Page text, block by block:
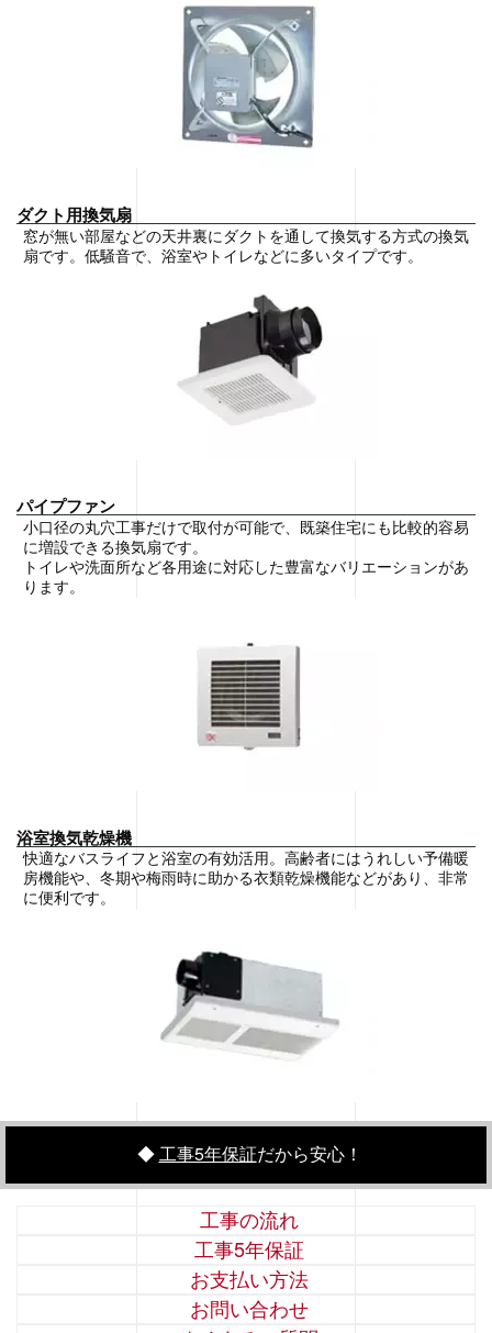
ダクト用換気扇
窓が無い部屋などの天井裏にダクトを通して換気する方式の換気
扇です。低騒音で、浴室やトイレなどに多いタイプです。
パイプファン
小口径の丸穴工事だけで取付が可能で、既築住宅にも比較的容易
に増設できる換気扇です。
トイレや洗面所など各用途に対応した豊富なバリエーションがあ
ります。
浴室換気乾燥機
快適なバスライフと浴室の有効活用。高齢者にはうれしい予備暖
房機能や、冬期や梅雨時に助かる衣類乾燥機能などがあり、非常
に便利です。
◆工事5年保証だから安心！
工事の流れ
工事5年保証
お支払い方法
お問い合わせ